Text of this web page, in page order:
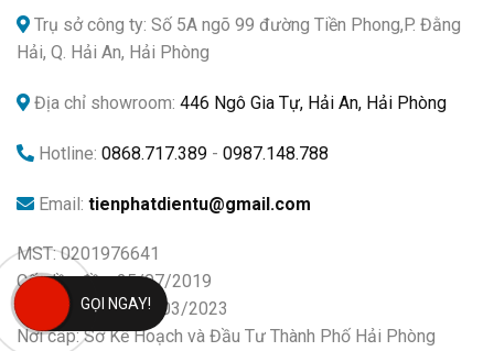
Trụ sở công ty: Số 5A ngõ 99 đường Tiền Phong,P. Đằng
Hải, Q. Hải An, Hải Phòng
Địa chỉ showroom: 446 Ngô Gia Tự, Hải An, Hải Phòng
Hotline: 0868.717.389 - 0987.148.788
Email: tienphatdientu@gmail.com
MST: 0201976641
Cấp lần đầu: 25/07/2019
Thay đổi lần II: 16/03/2023
Nơi cấp: Sở Kế Hoạch và Đầu Tư Thành Phố Hải Phòng
GỌI NGAY!